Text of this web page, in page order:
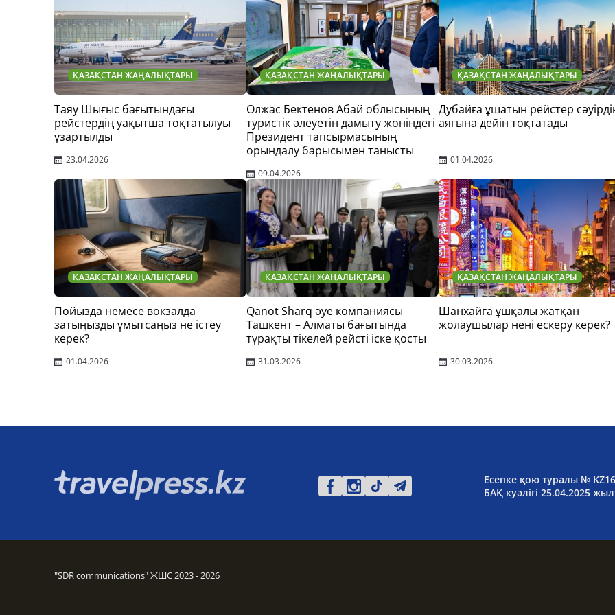
ҚАЗАҚСТАН ЖАҢАЛЫҚТАРЫ
Таяу Шығыс бағытындағы
рейстердің уақытша тоқтатылуы
ұзартылды
23.04.2026
ҚАЗАҚСТАН ЖАҢАЛЫҚТАРЫ
Олжас Бектенов Абай облысының
туристік әлеуетін дамыту жөніндегі
Президент тапсырмасының
орындалу барысымен танысты
09.04.2026
ҚАЗАҚСТАН ЖАҢАЛЫҚТАРЫ
Дубайға ұшатын рейстер
аяғына дейін тоқтатады
01.04.2026
ҚАЗАҚСТАН ЖАҢАЛЫҚТАРЫ
Пойызда немесе вокзалда
затыңызды ұмытсаңыз не істеу
керек?
01.04.2026
ҚАЗАҚСТАН ЖАҢАЛЫҚТАРЫ
Qanot Sharq әуе компаниясы
Ташкент – Алматы бағытында
тұрақты тікелей рейсті іске қосты
31.03.2026
ҚАЗАҚСТАН ЖАҢАЛЫҚТАРЫ
Шанхайға ұшқалы жатқан
жолаушылар нені ескеру керек?
30.03.2026
Есепке қою туралы №
БАҚ куәлігі 25.04.2025
"SDR communications" ЖШС 2023 - 2026